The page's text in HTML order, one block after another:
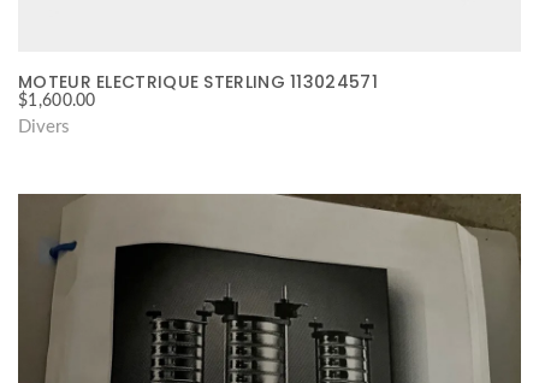
MOTEUR ELECTRIQUE STERLING 113024571
$1,600.00
Divers